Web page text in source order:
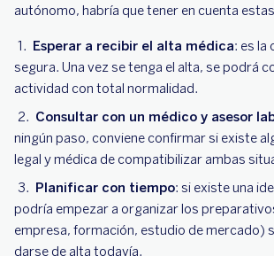
autónomo, habría que tener en cuenta
Esperar a recibir el alta médica: es la
segura. Una vez se tenga el alta, se podrá
actividad con total normalidad.
Consultar con un médico y asesor
ningún paso, conviene confirmar si existe
legal y médica de compatibilizar ambas
Planificar con tiempo: si existe una
podría empezar a organizar los
empresa, formación, estudio de mercado)
darse de alta todavía.